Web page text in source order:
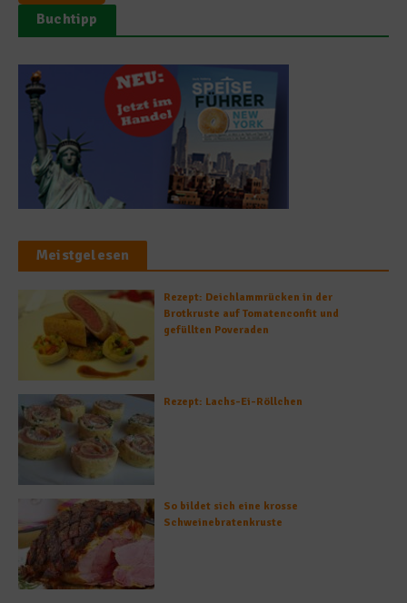
Buchtipp
Meistgelesen
Rezept: Deichlammrücken in der
Brotkruste auf Tomatenconfit und
gefüllten Poveraden
Rezept: Lachs-Ei-Röllchen
So bildet sich eine krosse
Schweinebratenkruste